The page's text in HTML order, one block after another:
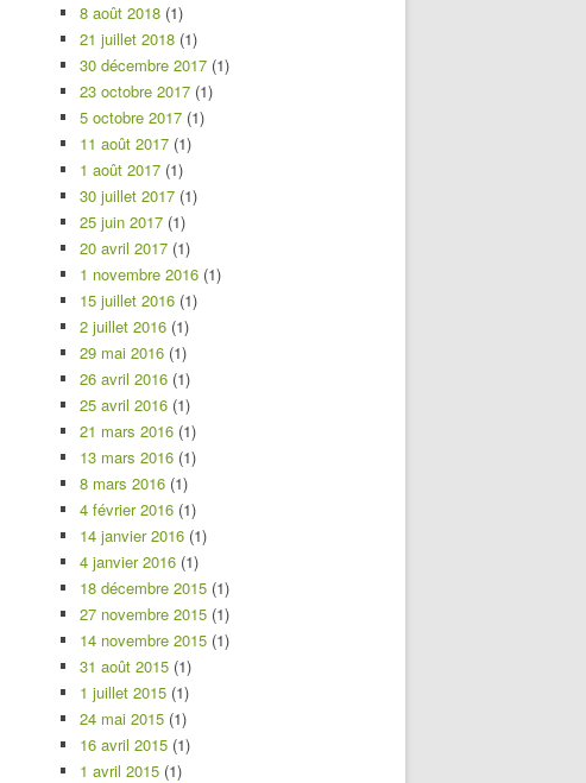
8 août 2018 (1)
21 juillet 2018 (1)
30 décembre 2017 (1)
23 octobre 2017 (1)
5 octobre 2017 (1)
11 août 2017 (1)
1 août 2017 (1)
30 juillet 2017 (1)
25 juin 2017 (1)
20 avril 2017 (1)
1 novembre 2016 (1)
15 juillet 2016 (1)
2 juillet 2016 (1)
29 mai 2016 (1)
26 avril 2016 (1)
25 avril 2016 (1)
21 mars 2016 (1)
13 mars 2016 (1)
8 mars 2016 (1)
4 février 2016 (1)
14 janvier 2016 (1)
4 janvier 2016 (1)
18 décembre 2015 (1)
27 novembre 2015 (1)
14 novembre 2015 (1)
31 août 2015 (1)
1 juillet 2015 (1)
24 mai 2015 (1)
16 avril 2015 (1)
1 avril 2015 (1)